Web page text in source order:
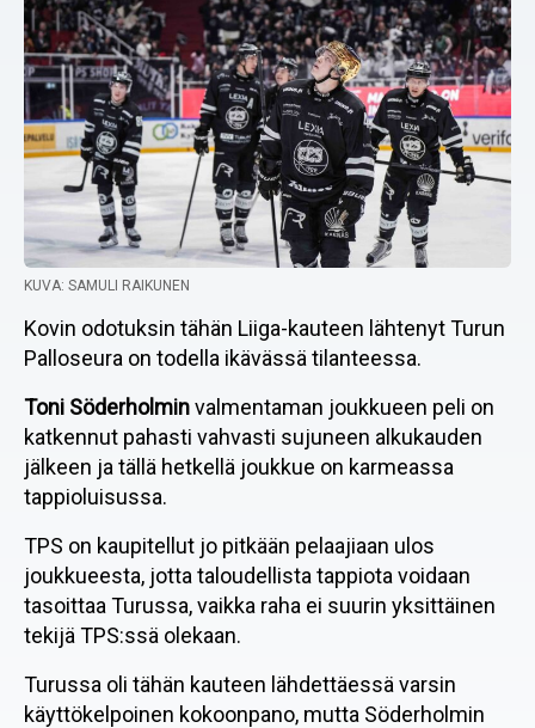
KUVA: SAMULI RAIKUNEN
Kovin odotuksin tähän Liiga-kauteen lähtenyt Turun
Palloseura on todella ikävässä tilanteessa.
Toni Söderholminvalmentaman joukkueen peli on
katkennut pahasti vahvasti sujuneen alkukauden
jälkeen ja tällä hetkellä joukkue on karmeassa
tappioluisussa.
TPS on kaupitellut jo pitkään pelaajiaan ulos
joukkueesta, jotta taloudellista tappiota voidaan
tasoittaa Turussa, vaikka raha ei suurin yksittäinen
tekijä TPS:ssä olekaan.
Turussa oli tähän kauteen lähdettäessä varsin
käyttökelpoinen kokoonpano, mutta Söderholmin